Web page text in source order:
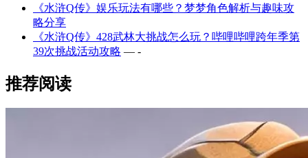
《水浒Q传》娱乐玩法有哪些？梦梦角色解析与趣味攻
略分享
《水浒Q传》428武林大挑战怎么玩？哔哩哔哩跨年季第
39次挑战活动攻略 — -
推荐阅读